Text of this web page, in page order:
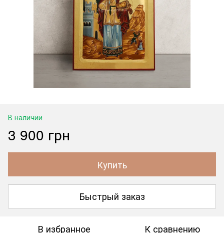
В наличии
3 900 грн
Купить
Быстрый заказ
В избранное К сравнению